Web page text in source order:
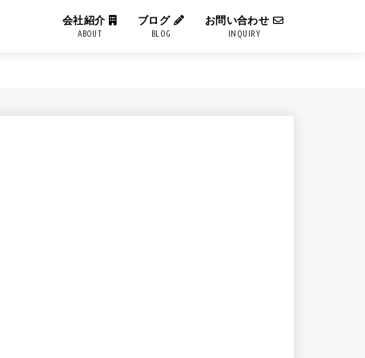
会社紹介
ABOUT
ブログ
BLOG
お問い合わせ
INQUIRY